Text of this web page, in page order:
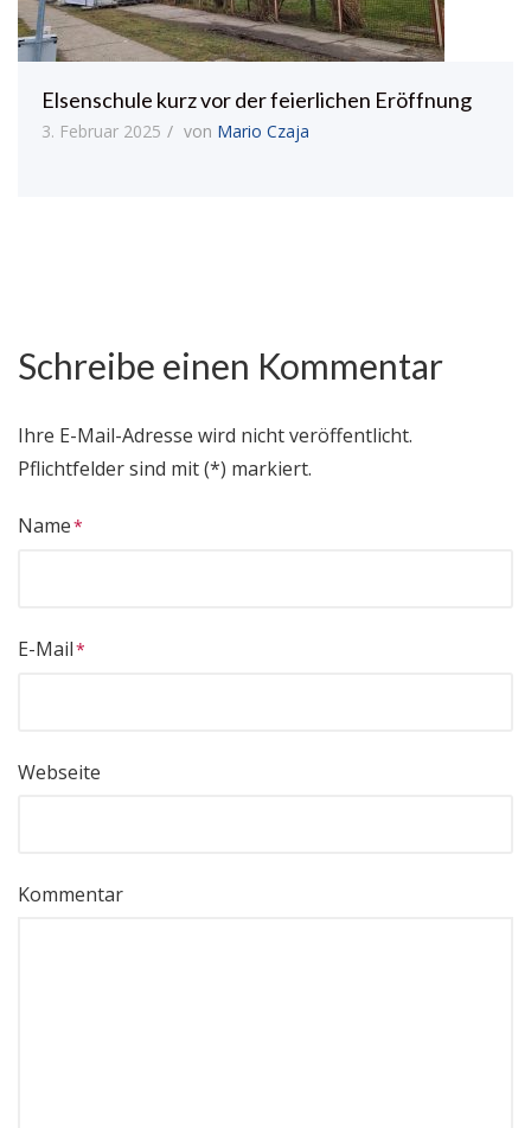
Elsenschule kurz vor der feierlichen Eröffnung
3. Februar 2025 von Mario Czaja
Schreibe einen Kommentar
Ihre E-Mail-Adresse wird nicht veröffentlicht.
Pflichtfelder sind mit (*) markiert.
Name
E-Mail
Webseite
Kommentar